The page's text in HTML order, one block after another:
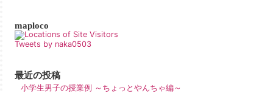
maploco
Tweets by naka0503
最近の投稿
小学生男子の授業例 ～ちょっとやんちゃ編～